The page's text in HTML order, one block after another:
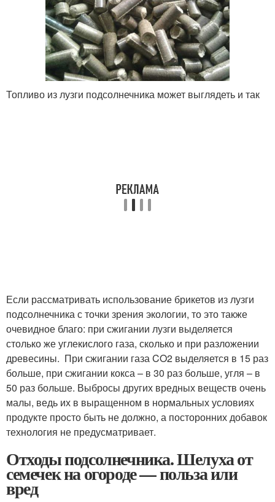
Топливо из лузги подсолнечника может выглядеть и так
Если рассматривать использование брикетов из лузги
подсолнечника с точки зрения экологии, то это также
очевидное благо: при сжигании лузги выделяется
столько же углекислого газа, сколько и при разложении
древесины. При сжигании газа CO2 выделяется в 15 раз
больше, при сжигании кокса – в 30 раз больше, угля – в
50 раз больше. Выбросы других вредных веществ очень
малы, ведь их в выращенном в нормальных условиях
продукте просто быть не должно, а посторонних добавок
технология не предусматривает.
Отходы подсолнечника. Шелуха от
семечек на огороде — польза или
вред